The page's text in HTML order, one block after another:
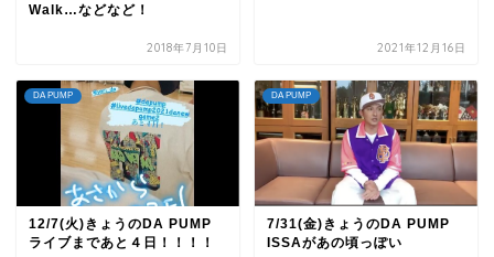
Walk…などなど！
2018年7月10日 2021年12月16日
DA PUMP
12/7(火)きょうのDA PUMP
ライブまであと４日！！！！
DA PUMP
7/31(金)きょうのDA PUMP
ISSAがあの頃っぽい